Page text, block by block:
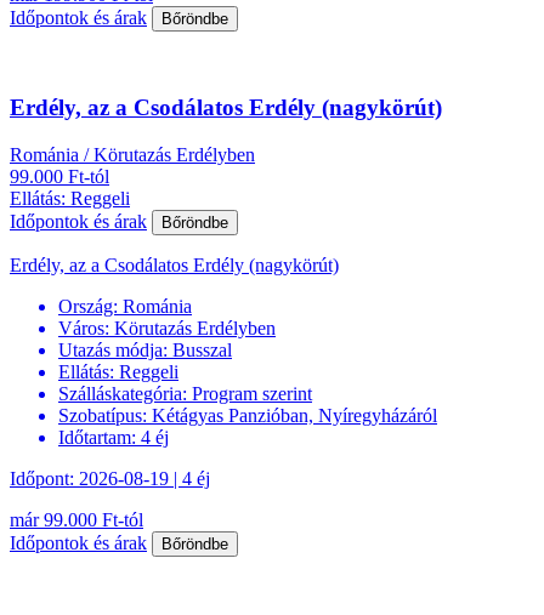
Időpontok és árak
Bőröndbe
Erdély, az a Csodálatos Erdély (nagykörút)
Románia / Körutazás Erdélyben
99.000 Ft-tól
Ellátás: Reggeli
Időpontok és árak
Bőröndbe
Erdély, az a Csodálatos Erdély (nagykörút)
Ország: Románia
Város: Körutazás Erdélyben
Utazás módja: Busszal
Ellátás: Reggeli
Szálláskategória: Program szerint
Szobatípus: Kétágyas Panzióban, Nyíregyházáról
Időtartam: 4 éj
Időpont: 2026-08-19 | 4 éj
már 99.000 Ft-tól
Időpontok és árak
Bőröndbe